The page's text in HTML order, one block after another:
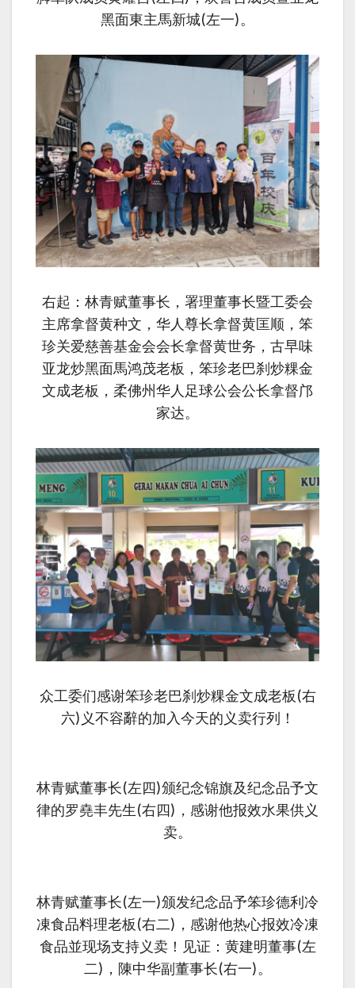
黑面東主馬新城(左一)。
右起：林青赋董事长，署理董事长暨工委会
主席拿督黄种文，华人尊长拿督黄匡顺，笨
珍关爱慈善基金会会长拿督黄世务，古早味
亚龙炒黑面馬鸿茂老板，笨珍老巴刹炒粿金
文成老板，柔佛州华人足球公会公长拿督邝
家达。
众工委们感谢笨珍老巴刹炒粿金文成老板(右
六)义不容辭的加入今天的义卖行列！
林青赋董事长(左四)颁纪念锦旗及纪念品予文
律的罗堯丰先生(右四)，感谢他报效水果供义
卖。
林青赋董事长(左一)颁发纪念品予笨珍德利冷
凍食品料理老板(右二)，感谢他热心报效冷凍
食品並现场支持义卖！见证：黄建明董事(左
二)，陳中华副董事长(右一)。